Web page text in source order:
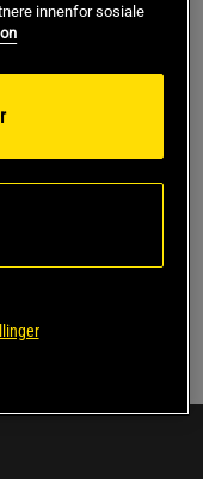
innenfor sosiale